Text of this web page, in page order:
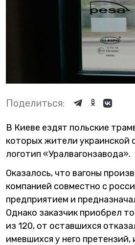
Поделиться:
В Киеве ездят польские
которых жители украинской
логотип «Уралвагонзавода».
Оказалось, что вагоны
компанией совместно с
предприятием и
Однако заказчик приобрел
из 120, от оставшихся
имевшихся у него